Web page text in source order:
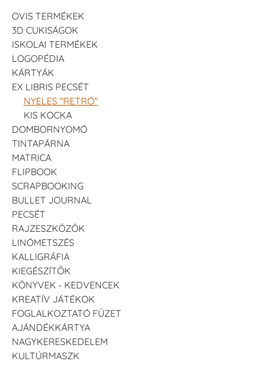
OVIS TERMÉKEK
3D CUKISÁGOK
ISKOLAI TERMÉKEK
LOGOPÉDIA
KÁRTYÁK
EX LIBRIS PECSÉT
NYELES "RETRÓ"
KIS KOCKA
DOMBORNYOMÓ
TINTAPÁRNA
MATRICA
FLIPBOOK
SCRAPBOOKING
BULLET JOURNAL
PECSÉT
RAJZESZKÖZÖK
LINÓMETSZÉS
KALLIGRÁFIA
KIEGÉSZÍTŐK
KÖNYVEK - KEDVENCEK
KREATÍV JÁTÉKOK
FOGLALKOZTATÓ FÜZET
AJÁNDÉKKÁRTYA
NAGYKERESKEDELEM
KULTÚRMASZK